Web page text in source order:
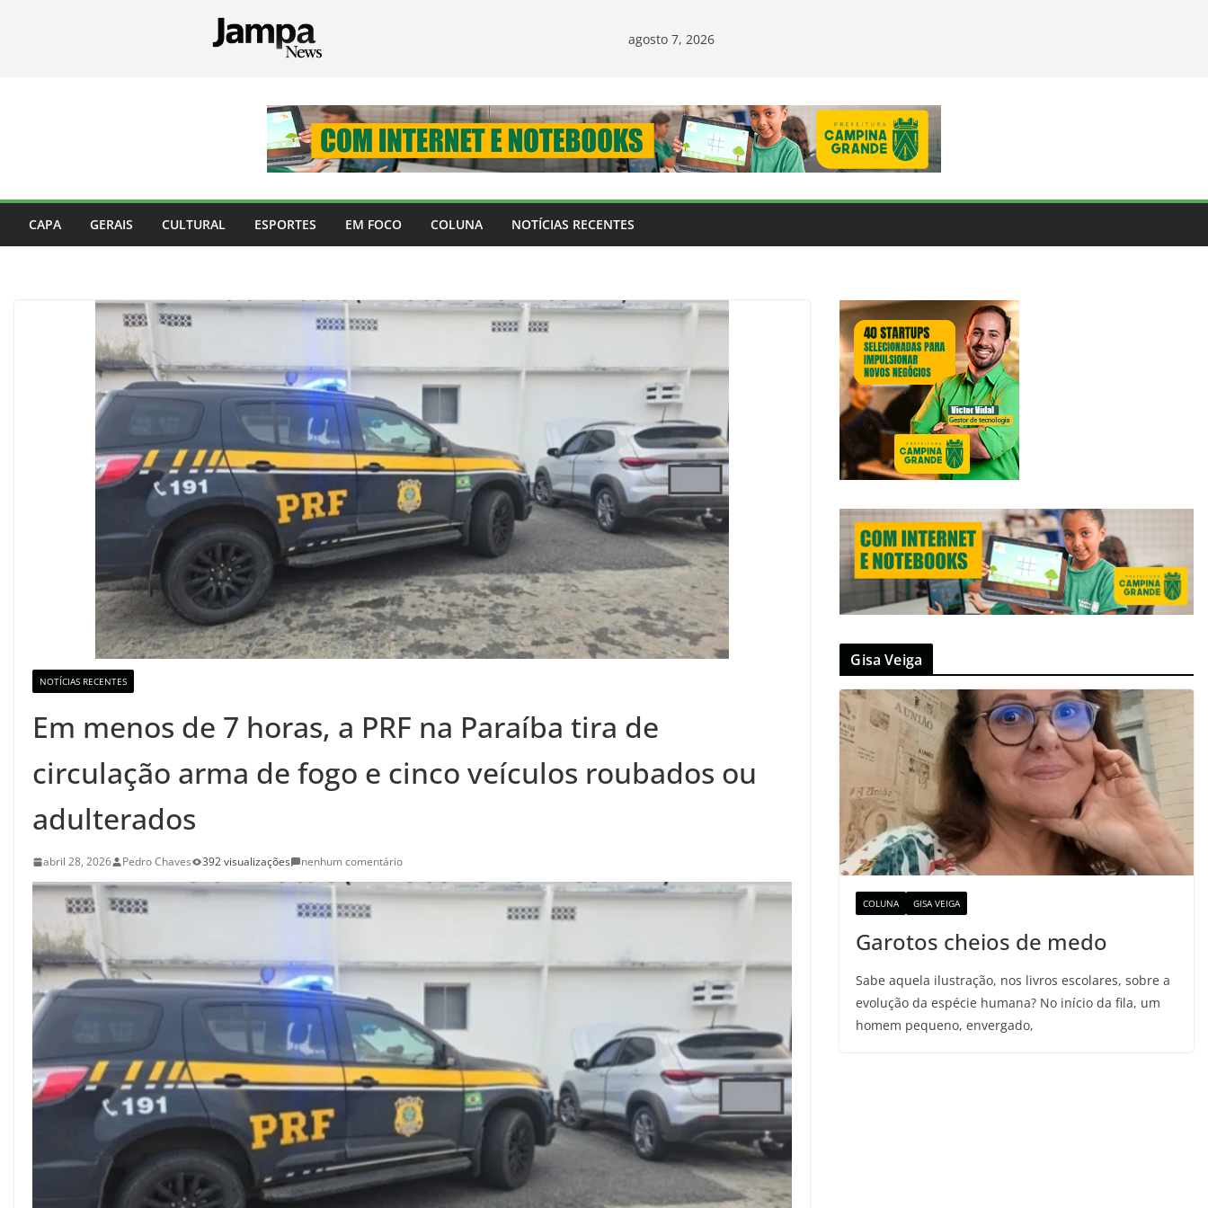
agosto 7, 2026
CAPA GERAIS CULTURAL ESPORTES EM FOCO COLUNA NOTÍCIAS RECENTES
NOTÍCIAS RECENTES
Em menos de 7 horas, a PRF na Paraíba tira de
circulação arma de fogo e cinco veículos roubados ou
adulterados
abril 28, 2026 Pedro Chaves 392 visualizações nenhum comentário
Gisa Veiga
COLUNA GISA VEIGA
Garotos cheios de medo
Sabe aquela ilustração, nos livros escolares, sobre a
evolução da espécie humana? No início da fila, um
homem pequeno, envergado,